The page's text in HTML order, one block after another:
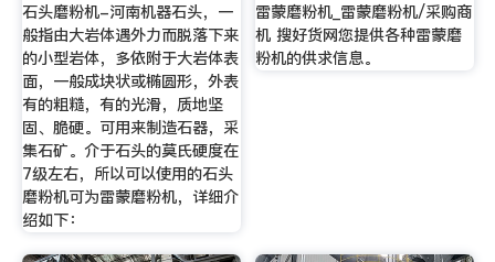
石头磨粉机-河南机器石头，一
般指由大岩体遇外力而脱落下来
的小型岩体，多依附于大岩体表
面，一般成块状或椭圆形，外表
有的粗糙，有的光滑，质地坚
固、脆硬。可用来制造石器，采
集石矿。介于石头的莫氏硬度在
7级左右，所以可以使用的石头
磨粉机可为雷蒙磨粉机，详细介
绍如下：
雷蒙磨粉机_雷蒙磨粉机/采购商
机 搜好货网您提供各种雷蒙磨
粉机的供求信息。